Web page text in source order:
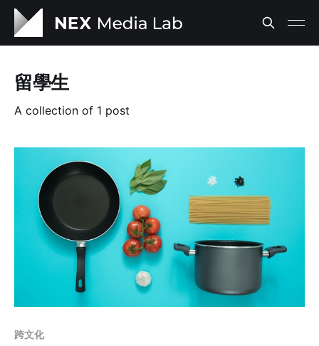
留學生
A collection of 1 post
跨文化